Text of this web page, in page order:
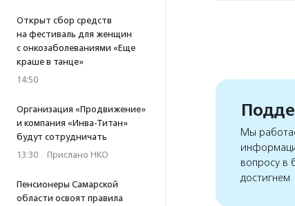
Открыт сбор средств
на фестиваль для женщин
с онкозаболеваниями «Еще
краше в танце»
14:50
Организация «Продвижение»
и компания «Инва-Титан»
будут сотрудничать
13:30 · Прислано НКО
Пенсионеры Самарской
области освоят правила
Мы
вопросу в
достигнем